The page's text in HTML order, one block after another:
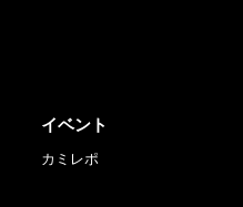
イベント
カミレポ